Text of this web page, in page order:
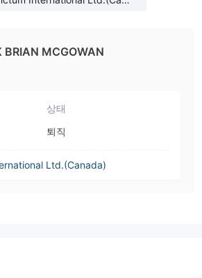
BRIAN MCGOWAN
상태
퇴직
Ltd.(Canada)